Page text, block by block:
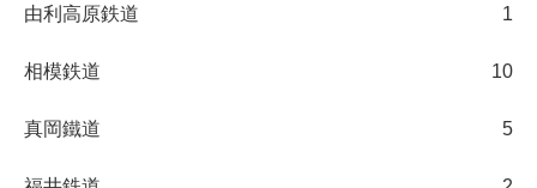
由利高原鉄道 1
相模鉄道 10
真岡鐵道 5